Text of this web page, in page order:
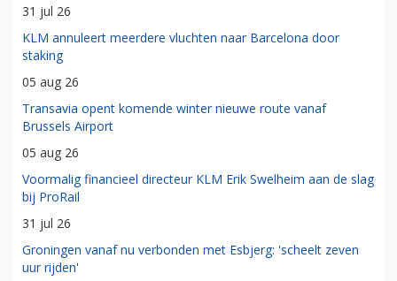
31 jul 26
KLM annuleert meerdere vluchten naar Barcelona door
staking
05 aug 26
Transavia opent komende winter nieuwe route vanaf
Brussels Airport
05 aug 26
Voormalig financieel directeur KLM Erik Swelheim aan de slag
bij ProRail
31 jul 26
Groningen vanaf nu verbonden met Esbjerg: 'scheelt zeven
uur rijden'